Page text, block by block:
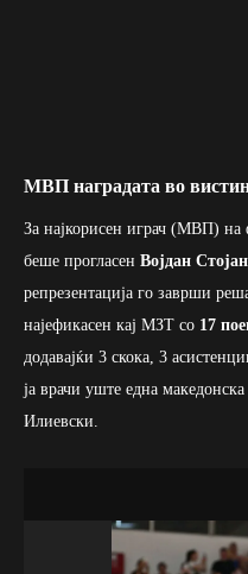
МВП наградата во
За најкорисен играч (МВП) на
беше прогласен Војдан
репрезентација го заврши
најефикасен кај МЗТ со 17
додавајќи 3 скока, 3
ја врачи уште една
Илиевски.